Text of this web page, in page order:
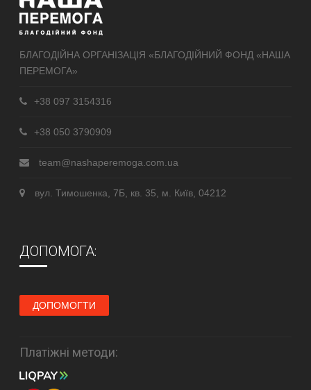
БЛАГОДІЙНА ОРГАНІЗАЦІЯ «БЛАГОДІЙНИЙ ФОНД «НАША
ПЕРЕМОГА»
+38 097 3154316
+38 050 3790909
team@nashaperemoga.com.ua
вул. Тимошенка, 7Б, кв. 35, м. Київ, 04212
ДОПОМОГА:
ДОПОМОГТИ
Платіжні методи: